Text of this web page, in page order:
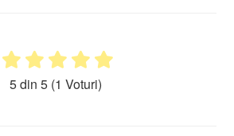
5 din 5(1 Voturi)